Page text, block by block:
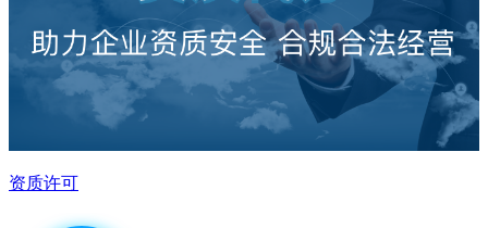
资质许可